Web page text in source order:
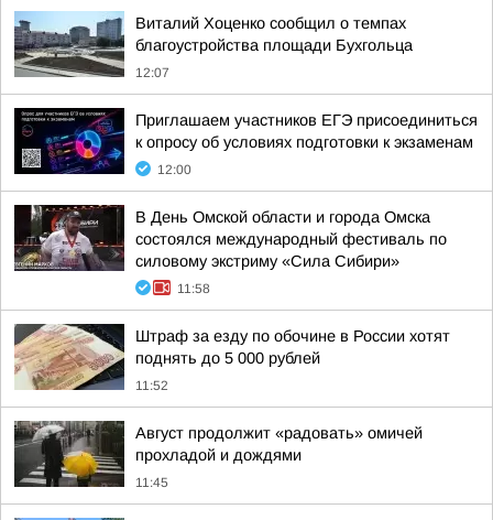
Виталий Хоценко сообщил о темпах
благоустройства площади Бухгольца
12:07
Приглашаем участников ЕГЭ присоединиться
к опросу об условиях подготовки к экзаменам
12:00
В День Омской области и города Омска
состоялся международный фестиваль по
силовому экстриму «Сила Сибири»
11:58
Штраф за езду по обочине в России хотят
поднять до 5 000 рублей
11:52
Август продолжит «радовать» омичей
прохладой и дождями
11:45